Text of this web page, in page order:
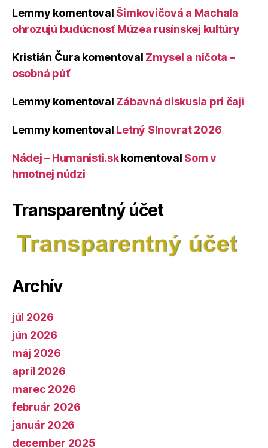
Lemmy komentoval Šimkovičová a Machala
ohrozujú budúcnosť Múzea rusínskej kultúry
Kristián Čura komentoval Zmysel a ničota –
osobná púť
Lemmy komentoval Zábavná diskusia pri čaji
Lemmy komentoval Letný Slnovrat 2026
Nádej – Humanisti.skkomentoval Som v
hmotnej núdzi
Transparentný účet
Archív
júl 2026
jún 2026
máj 2026
apríl 2026
marec 2026
február 2026
január 2026
december 2025